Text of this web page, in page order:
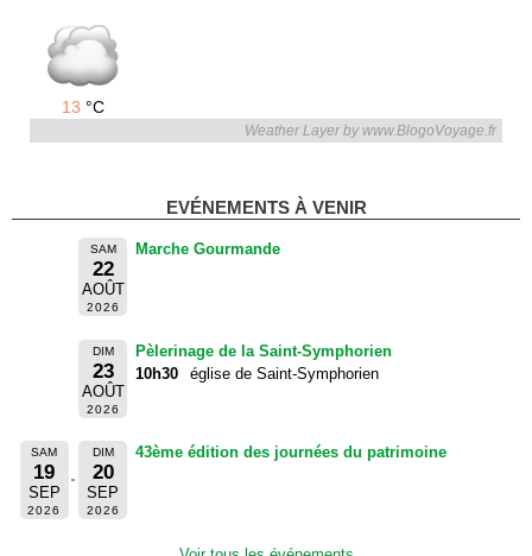
13 °C
Weather Layer by www.BlogoVoyage.fr
EVÉNEMENTS À VENIR
SAM
22
AOÛT
2026
Marche Gourmande
DIM
23
AOÛT
2026
Pèlerinage de la Saint-Symphorien
10h30
église de Saint-Symphorien
SAM
19
SEP
2026
DIM
20
SEP
2026
43ème édition des journées du patrimoine